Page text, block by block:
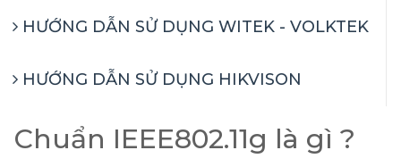
HƯỚNG DẪN SỬ DỤNG WITEK - VOLKTEK
HƯỚNG DẪN SỬ DỤNG HIKVISON
Chuẩn IEEE802.11g là gì ?